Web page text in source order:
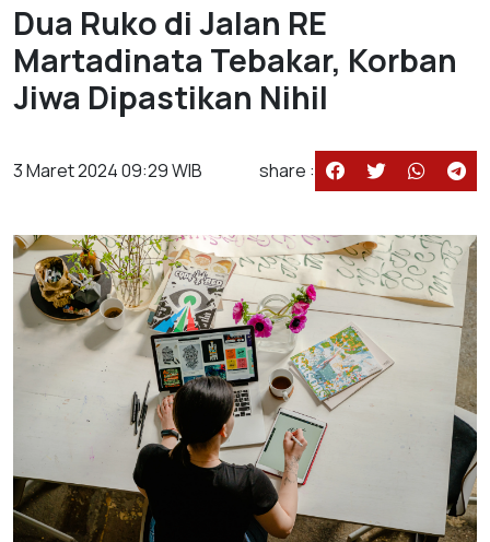
Dua Ruko di Jalan RE
Martadinata Tebakar, Korban
Jiwa Dipastikan Nihil
3 Maret 2024 09:29 WIB share :